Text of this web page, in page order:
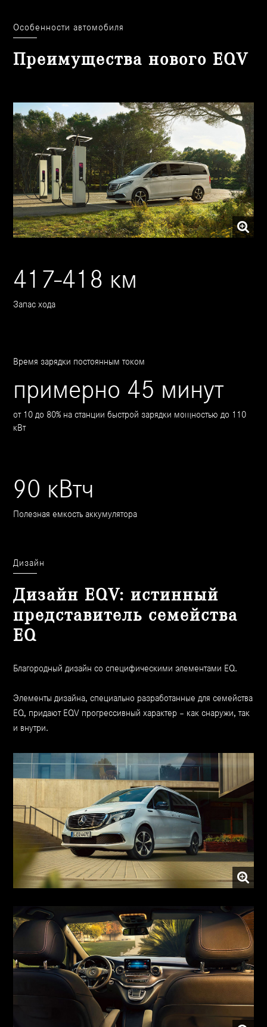
Особенности автомобиля
Преимущества нового EQV
417-418 км
Запас хода
Время зарядки постоянным током
примерно 45 минут
от 10 до 80% на станции быстрой зарядки мощностью до 110
кВт
90 кВтч
Полезная емкость аккумулятора
Дизайн
Дизайн EQV: истинный
представитель семейства
EQ
Благородный дизайн со специфическими элементами EQ.
Элементы дизайна, специально разработанные для семейства
EQ, придают EQV прогрессивный характер – как снаружи, так
и внутри.